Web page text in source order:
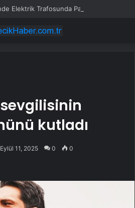
kutladı
Eylül 11, 2025 0 0